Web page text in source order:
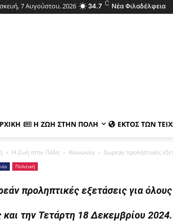
7 Αυγούστου, 2026 34.7 C Νέα Φιλαδέλφεια
Η ΖΩΉ ΣΤΗΝ ΠΌΛΗ ΕΚΤΌΣ ΤΩΝ
Η Ζωή στην Πόλη Κοινωνία Δωρεάν προληπτικές
Πολιτική
προληπτικές εξετάσεις για
την Τετάρτη 18 Δεκεμβρίου 2024.